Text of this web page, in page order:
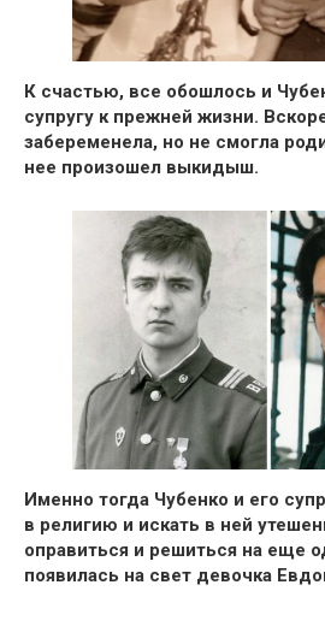
К счастью, все обошлось и
супругу к прежней жизни.
забеременела, но не смогла
нее произошел выкидыш.
Именно тогда Чубенко и его
в религию и искать в ней
оправиться и решиться на еще
появилась на свет девочка